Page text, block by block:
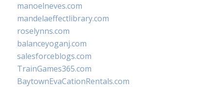
manoelneves.com
mandelaeffectlibrary.com
roselynns.com
balanceyoganj.com
salesforceblogs.com
TrainGames365.com
BaytownEvaCationRentals.com